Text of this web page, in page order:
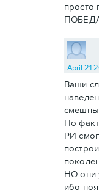
просто
April 21
Ваши
По
РИ
НО они
ибо